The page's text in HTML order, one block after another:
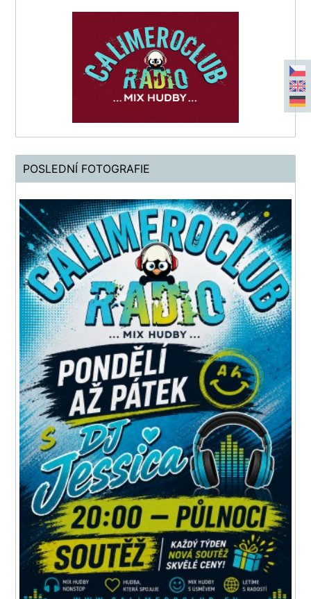
POSLEDNÍ FOTOGRAFIE